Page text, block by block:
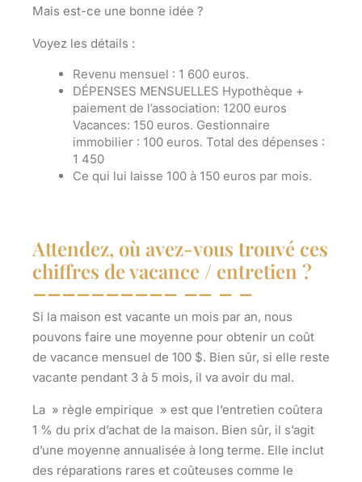
Mais est-ce une bonne idée ?
Voyez les détails :
Revenu mensuel : 1 600 euros.
DÉPENSES MENSUELLES Hypothèque +
paiement de l’association: 1200 euros
Vacances: 150 euros. Gestionnaire
immobilier : 100 euros. Total des dépenses :
1 450
Ce qui lui laisse 100 à 150 euros par mois.
Attendez, où avez-vous trouvé ces
chiffres de vacance / entretien ?
Si la maison est vacante un mois par an, nous
pouvons faire une moyenne pour obtenir un coût
de vacance mensuel de 100 $. Bien sûr, si elle reste
vacante pendant 3 à 5 mois, il va avoir du mal.
La » règle empirique » est que l’entretien coûtera
1 % du prix d’achat de la maison. Bien sûr, il s’agit
d’une moyenne annualisée à long terme. Elle inclut
des réparations rares et coûteuses comme le